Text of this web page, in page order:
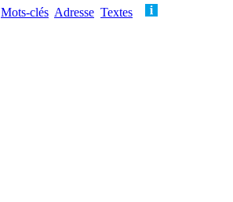
Mots-clés Adresse Textes